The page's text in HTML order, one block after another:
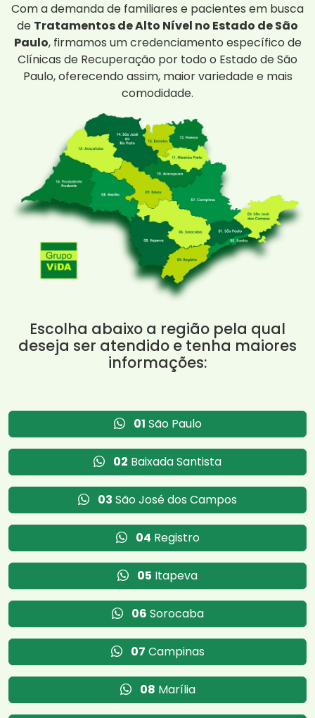
Com a demanda de familiares e pacientes em busca
de Tratamentos de Alto Nível no Estado de São
Paulo, firmamos um credenciamento específico de
Clínicas de Recuperação por todo o Estado de São
Paulo, oferecendo assim, maior variedade e mais
comodidade.
Escolha abaixo a região pela qual
deseja ser atendido e tenha maiores
informações:
01 São Paulo
02 Baixada Santista
03 São José dos Campos
04 Registro
05 Itapeva
06 Sorocaba
07 Campinas
08 Marília